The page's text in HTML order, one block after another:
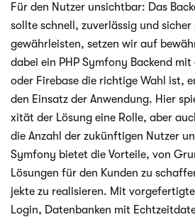
Für den Nut­zer unsicht­bar: Das
sollte schnell, zuver­läs­sig und sicher
gewähr­leis­ten, set­zen wir auf
dabei ein PHP Sym­fony Backend
oder Fire­base die rich­tige Wahl ist,
den Ein­satz der Anwen­dung. Hier
xi­tät der Lösung eine Rolle, aber
die Anzahl der zukünf­ti­gen Nut­zer
Sym­fony bie­tet die Vor­teile, von
Lösun­gen für den Kun­den zu
jekte zu rea­li­sie­ren. Mit
Login, Daten­ban­ken mit